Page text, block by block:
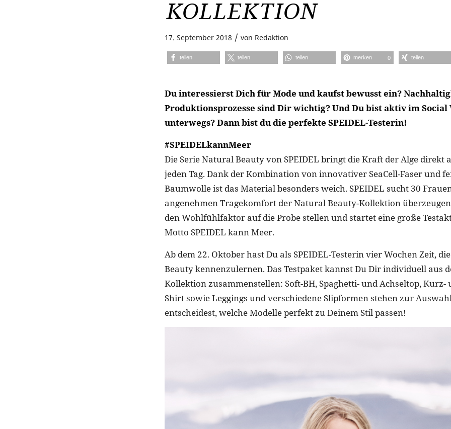
KOLLEKTION
17. September 2018 / von Redaktion
teilen teilen teilen merken 0 teilen
Du interessierst Dich für Mode und kaufst bewusst ein?
Produktionsprozesse sind Dir wichtig? Und Du bist aktiv im Social
unterwegs? Dann bist du die perfekte SPEIDEL-Testerin!
#SPEIDELkannMeer
Die Serie Natural Beauty von SPEIDEL bringt die Kraft der Alge direkt
jeden Tag. Dank der Kombination von innovativer SeaCell-Faser und
Baumwolle ist das Material besonders weich. SPEIDEL sucht 30
angenehmen Tragekomfort der Natural Beauty-Kollektion
den Wohlfühlfaktor auf die Probe stellen und startet eine große
Motto SPEIDEL kann Meer.
Ab dem 22. Oktober hast Du als SPEIDEL-Testerin vier Wochen Zeit,
Beauty kennenzulernen. Das Testpaket kannst Du Dir individuell aus
Kollektion zusammenstellen: Soft-BH, Spaghetti- und Achseltop, Kurz-
Shirt sowie Leggings und verschiedene Slipformen stehen zur
entscheidest, welche Modelle perfekt zu Deinem Stil passen!